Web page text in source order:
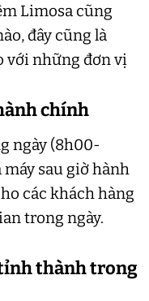
Limosa cũng
đây cũng là
với những đơn vị
chính
ngày (8h00-
sau giờ hành
các khách hàng
trong ngày.
thành trong